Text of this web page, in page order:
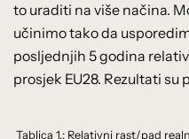
to uraditi na više načina.
učinimo tako da
posljednjih 5 godina
prosjek EU28. Rezultati
Tablica 1.: Relativni rast/pad